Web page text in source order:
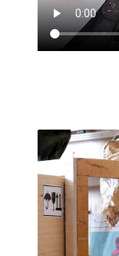
le
Le faiseur se
réponse à sa
-----------